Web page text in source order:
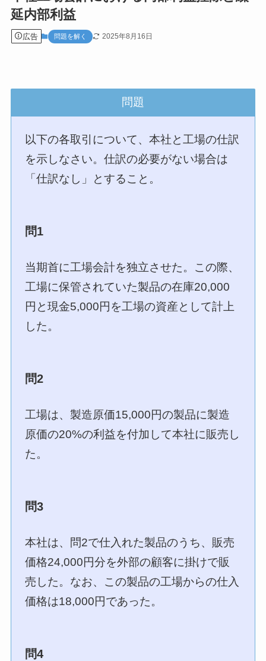
延内部利益
広告 問題を解く 2025年8月16日
問題
以下の各取引について、本社と工場の仕訳
を示しなさい。仕訳の必要がない場合は
「仕訳なし」とすること。
問1
当期首に工場会計を独立させた。この際、
工場に保管されていた製品の在庫20,000
円と現金5,000円を工場の資産として計上
した。
問2
工場は、製造原価15,000円の製品に製造
原価の20%の利益を付加して本社に販売し
た。
問3
本社は、問2で仕入れた製品のうち、販売
価格24,000円分を外部の顧客に掛けで販
売した。なお、この製品の工場からの仕入
価格は18,000円であった。
問4